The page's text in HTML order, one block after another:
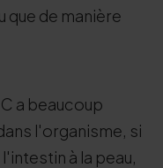
que de manière
a beaucoup
l'organisme, si
à la peau,